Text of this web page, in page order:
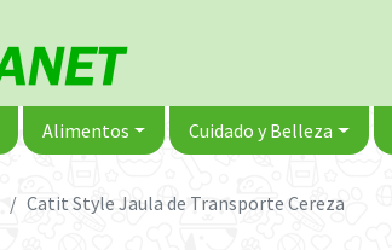
Alimentos Cuidado y Belleza
Catit Style Jaula de Transporte Cereza